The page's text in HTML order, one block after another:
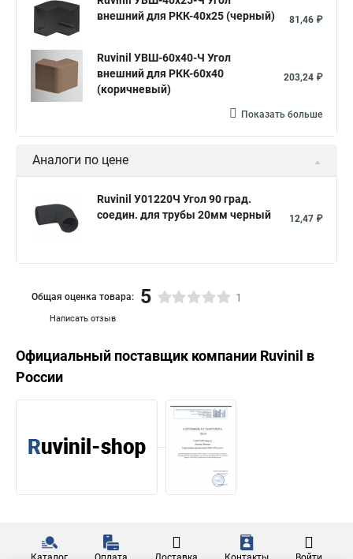
внешний для РКК-40х25 (черный)
81,46 ₽
Ruvinil УВШ-60х40-Ч Угол
внешний для РКК-60х40
(коричневый)
203,24 ₽
Показать больше
Аналоги по цене
Ruvinil У01220Ч Угол 90 град.
соедин. для трубы 20мм черный
12,47 ₽
Написать отзыв
Общая оценка товара: 5 1
Официальный поставщик компании Ruvinil в
России